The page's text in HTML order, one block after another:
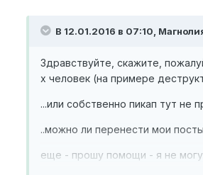
В 12.01.2016 в 07:10,
Здравствуйте, скажите,
х человек (на примере
...или собственно пикап тут не
..можно ли перенести мои
еще - прошу помощи - я не могу